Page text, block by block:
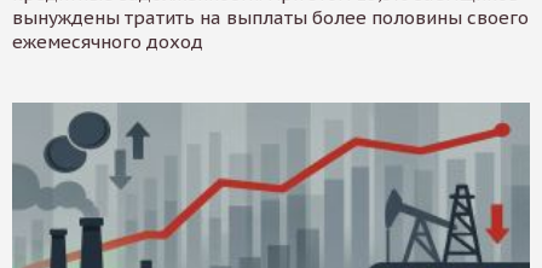
вынуждены тратить на выплаты более половины своего
ежемесячного доход